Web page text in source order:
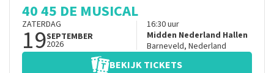
40 45 DE MUSICAL
ZATERDAG
19SEPTEMBER
2026
16:30uur
Midden Nederland Hallen
Barneveld, Nederland
BEKIJK TICKETS